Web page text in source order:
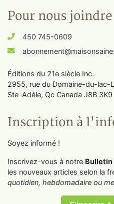
Pour nous joindre
450 745-0609
Éditions du 21e siècle Inc.
2955, rue du Domaine-du-lac-
Ste-Adèle, Qc Canada J8B 3K9
Inscription à
Soyez informé !
Inscrivez-vous à notre Bulletin
les nouveaux articles selon la
quotidien, hebdomadaire ou